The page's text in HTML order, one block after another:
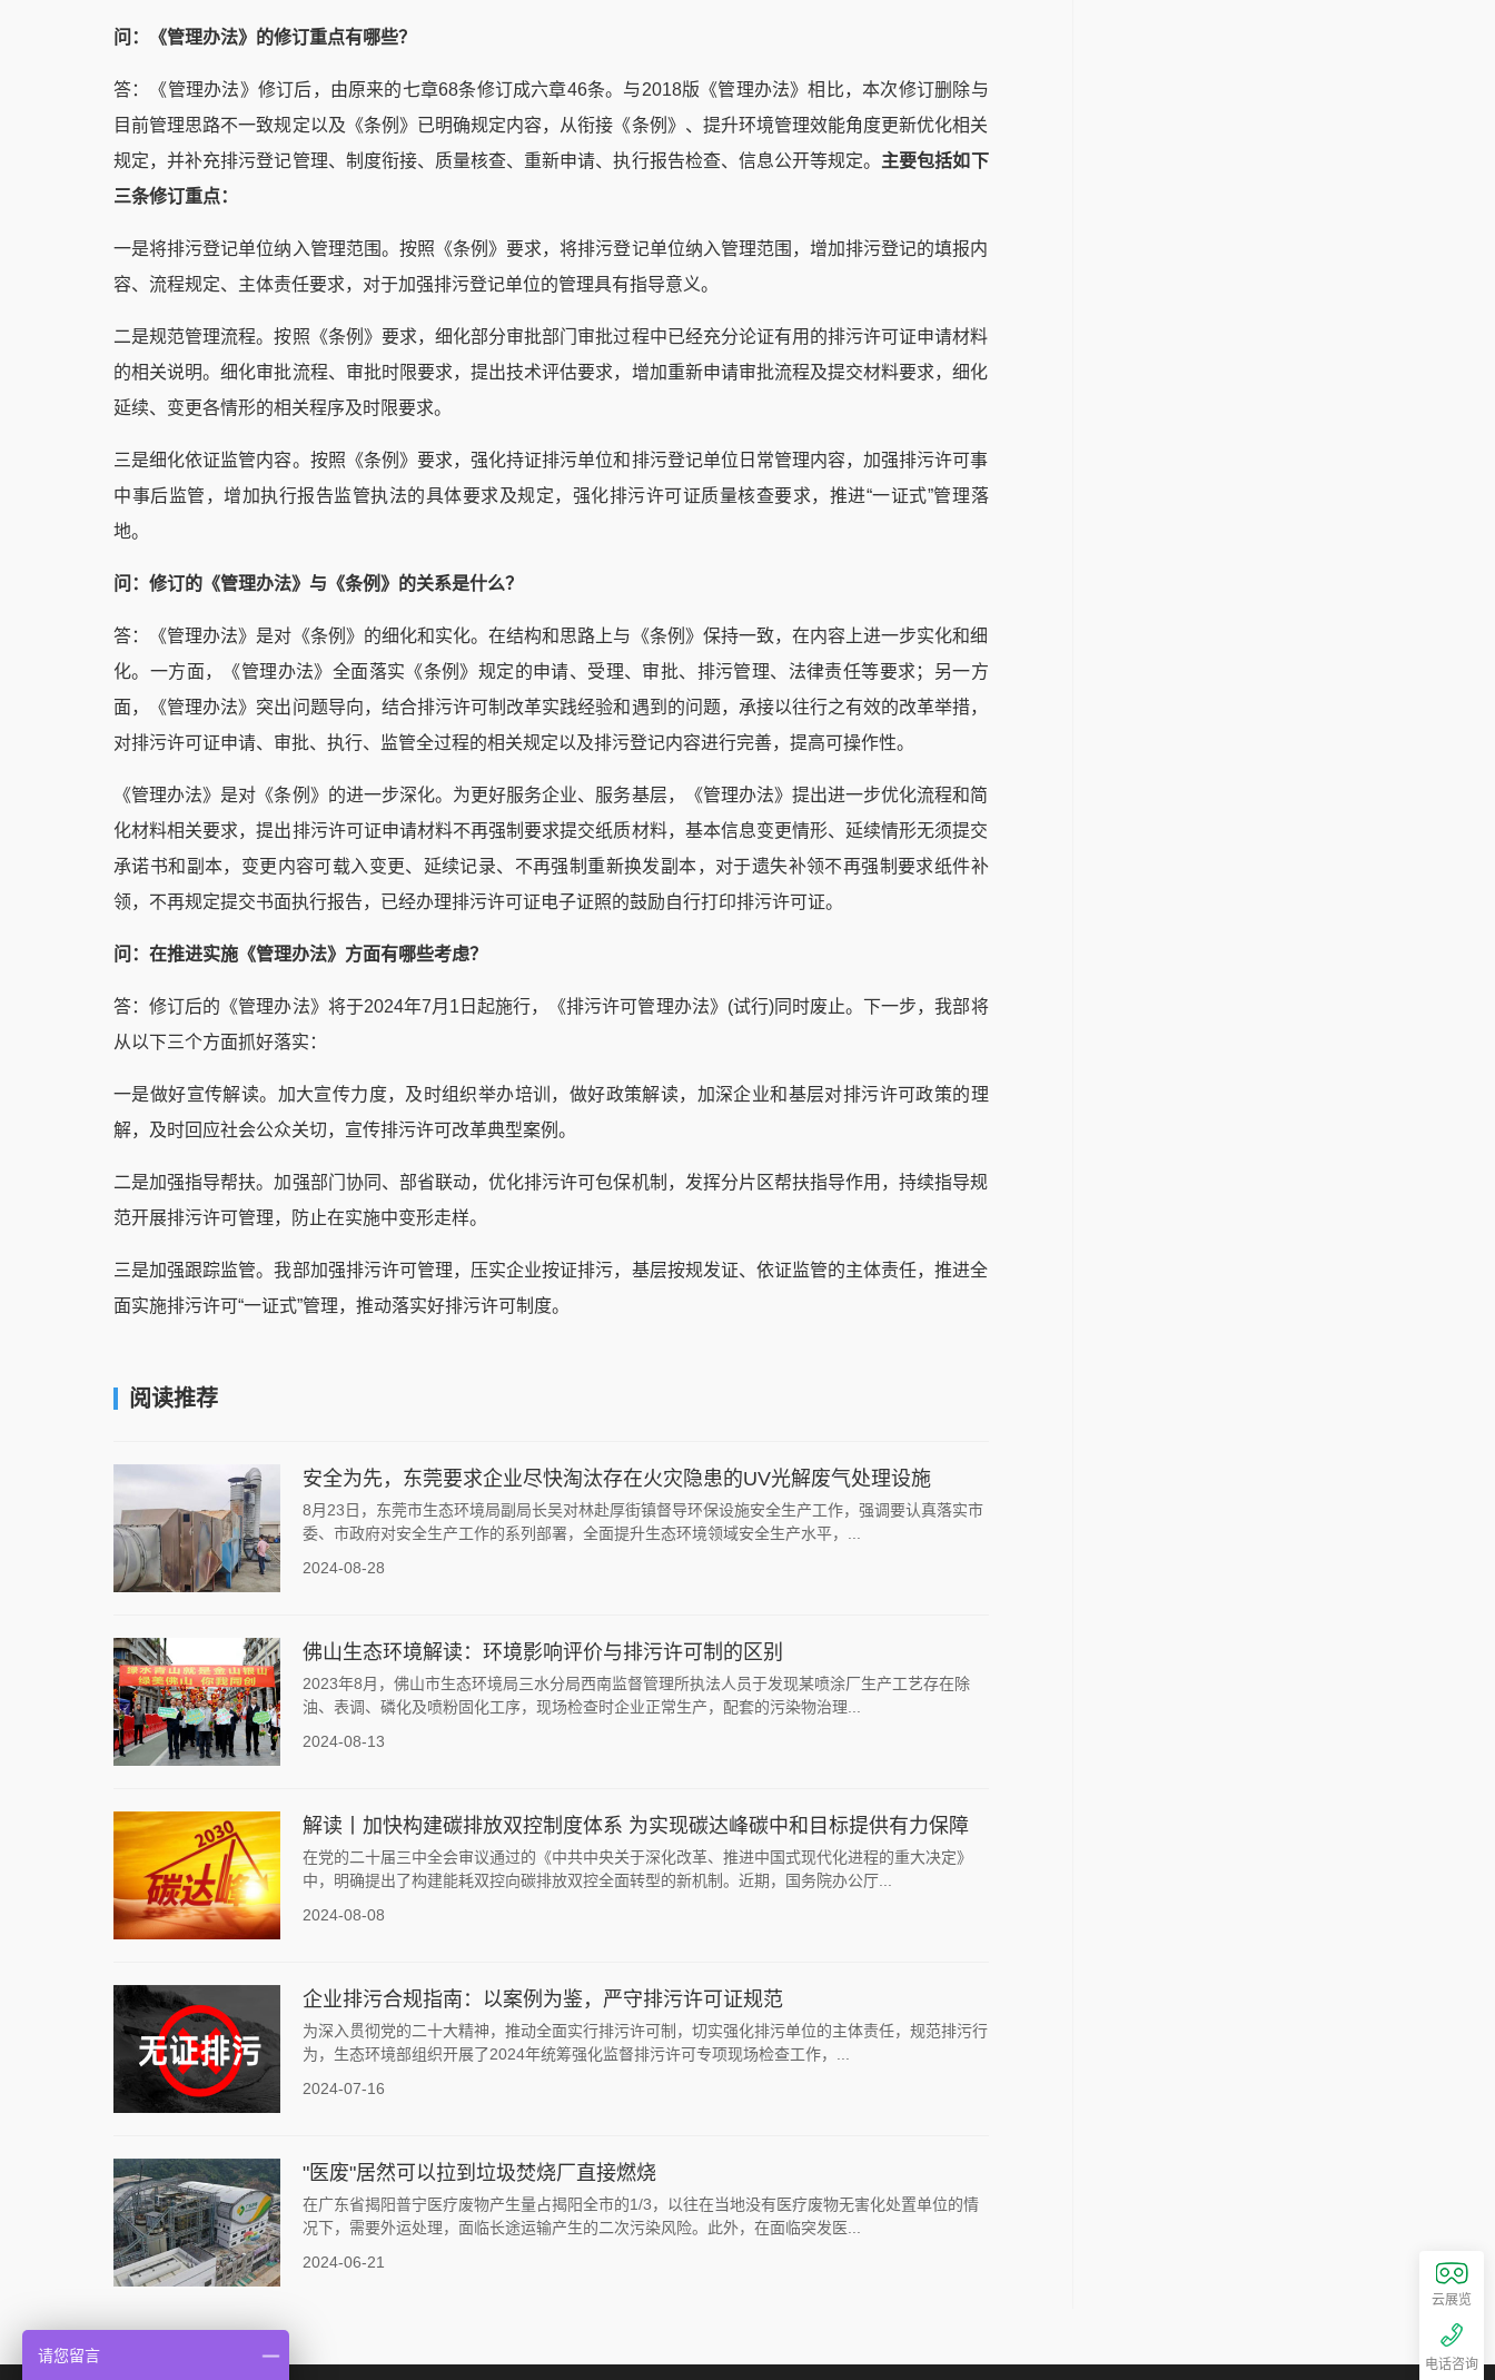
问：《管理办法》的修订重点有哪些？
答：《管理办法》修订后，由原来的七章68条修订成六章46条。与2018版《管理办法》相比，本次修订删除与
目前管理思路不一致规定以及《条例》已明确规定内容，从衔接《条例》、提升环境管理效能角度更新优化相关
规定，并补充排污登记管理、制度衔接、质量核查、重新申请、执行报告检查、信息公开等规定。 主要包括如下
三条修订重点：
一是将排污登记单位纳入管理范围。按照《条例》要求，将排污登记单位纳入管理范围，增加排污登记的填报内
容、流程规定、主体责任要求，对于加强排污登记单位的管理具有指导意义。
二是规范管理流程。按照《条例》要求，细化部分审批部门审批过程中已经充分论证有用的排污许可证申请材料
的相关说明。细化审批流程、审批时限要求，提出技术评估要求，增加重新申请审批流程及提交材料要求，细化
延续、变更各情形的相关程序及时限要求。
三是细化依证监管内容。按照《条例》要求，强化持证排污单位和排污登记单位日常管理内容，加强排污许可事
中事后监管，增加执行报告监管执法的具体要求及规定，强化排污许可证质量核查要求，推进“一证式”管理落
地。
问：修订的《管理办法》与《条例》的关系是什么？
答：《管理办法》是对《条例》的细化和实化。在结构和思路上与《条例》保持一致，在内容上进一步实化和细
化。一方面，《管理办法》全面落实《条例》规定的申请、受理、审批、排污管理、法律责任等要求；另一方
面，《管理办法》突出问题导向，结合排污许可制改革实践经验和遇到的问题，承接以往行之有效的改革举措，
对排污许可证申请、审批、执行、监管全过程的相关规定以及排污登记内容进行完善，提高可操作性。
《管理办法》是对《条例》的进一步深化。为更好服务企业、服务基层，《管理办法》提出进一步优化流程和简
化材料相关要求，提出排污许可证申请材料不再强制要求提交纸质材料，基本信息变更情形、延续情形无须提交
承诺书和副本，变更内容可载入变更、延续记录、不再强制重新换发副本，对于遗失补领不再强制要求纸件补
领，不再规定提交书面执行报告，已经办理排污许可证电子证照的鼓励自行打印排污许可证。
问：在推进实施《管理办法》方面有哪些考虑？
答：修订后的《管理办法》将于2024年7月1日起施行，《排污许可管理办法》(试行)同时废止。下一步，我部将
从以下三个方面抓好落实：
一是做好宣传解读。加大宣传力度，及时组织举办培训，做好政策解读，加深企业和基层对排污许可政策的理
解，及时回应社会公众关切，宣传排污许可改革典型案例。
二是加强指导帮扶。加强部门协同、部省联动，优化排污许可包保机制，发挥分片区帮扶指导作用，持续指导规
范开展排污许可管理，防止在实施中变形走样。
三是加强跟踪监管。我部加强排污许可管理，压实企业按证排污，基层按规发证、依证监管的主体责任，推进全
面实施排污许可“一证式”管理，推动落实好排污许可制度。
阅读推荐
安全为先，东莞要求企业尽快淘汰存在火灾隐患的UV光解废气处理设施
8月23日，东莞市生态环境局副局长吴对林赴厚街镇督导环保设施安全生产工作，强调要认真落实市
委、市政府对安全生产工作的系列部署，全面提升生态环境领域安全生产水平，...
2024-08-28
佛山生态环境解读：环境影响评价与排污许可制的区别
2023年8月，佛山市生态环境局三水分局西南监督管理所执法人员于发现某喷涂厂生产工艺存在除
油、表调、磷化及喷粉固化工序，现场检查时企业正常生产，配套的污染物治理...
2024-08-13
解读丨加快构建碳排放双控制度体系 为实现碳达峰碳中和目标提供有力保障
在党的二十届三中全会审议通过的《中共中央关于深化改革、推进中国式现代化进程的重大决定》
中，明确提出了构建能耗双控向碳排放双控全面转型的新机制。近期，国务院办公厅...
2024-08-08
企业排污合规指南：以案例为鉴，严守排污许可证规范
为深入贯彻党的二十大精神，推动全面实行排污许可制，切实强化排污单位的主体责任，规范排污行
为，生态环境部组织开展了2024年统筹强化监督排污许可专项现场检查工作，...
2024-07-16
"医废"居然可以拉到垃圾焚烧厂直接燃烧
在广东省揭阳普宁医疗废物产生量占揭阳全市的1/3，以往在当地没有医疗废物无害化处置单位的情
况下，需要外运处理，面临长途运输产生的二次污染风险。此外，在面临突发医...
2024-06-21
云展览
电话咨询
请您留言